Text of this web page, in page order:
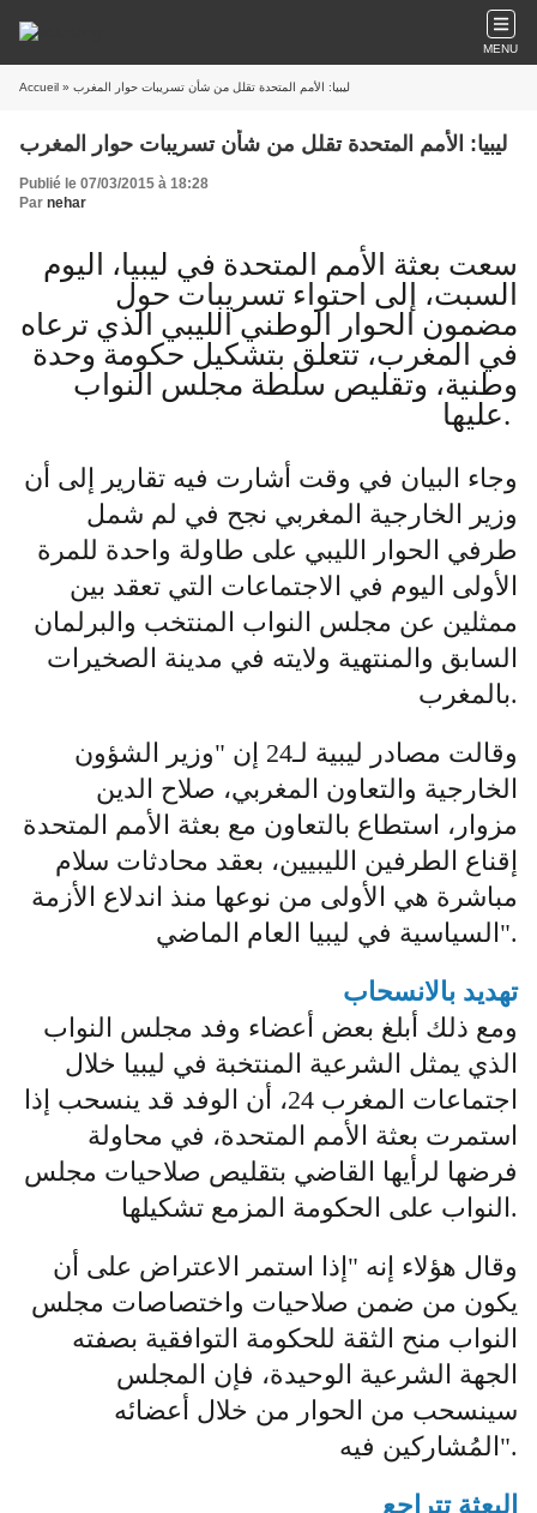
MENU
Accueil » ليبيا: الأمم المتحدة تقلل من شأن تسريبات حوار المغرب
ليبيا: الأمم المتحدة تقلل من شأن تسريبات حوار المغرب
Publié le 07/03/2015 à 18:28
Par nehar
سعت بعثة الأمم المتحدة في ليبيا، اليوم
السبت، إلى احتواء تسريبات حول
مضمون الحوار الوطني الليبي الذي ترعاه
في المغرب، تتعلق بتشكيل حكومة وحدة
وطنية، وتقليص سلطة مجلس النواب
عليها.
وجاء البيان في وقت أشارت فيه تقارير إلى أن
وزير الخارجية المغربي نجح في لم شمل
طرفي الحوار الليبي على طاولة واحدة للمرة
الأولى اليوم في الاجتماعات التي تعقد بين
ممثلين عن مجلس النواب المنتخب والبرلمان
السابق والمنتهية ولايته في مدينة الصخيرات
بالمغرب.
وقالت مصادر ليبية لـ24 إن "وزير الشؤون
الخارجية والتعاون المغربي، صلاح الدين
مزوار، استطاع بالتعاون مع بعثة الأمم المتحدة
إقناع الطرفين الليبيين، بعقد محادثات سلام
مباشرة هي الأولى من نوعها منذ اندلاع الأزمة
السياسية في ليبيا العام الماضي".
تهديد بالانسحاب
ومع ذلك أبلغ بعض أعضاء وفد مجلس النواب
الذي يمثل الشرعية المنتخبة في ليبيا خلال
اجتماعات المغرب 24، أن الوفد قد ينسحب إذا
استمرت بعثة الأمم المتحدة، في محاولة
فرضها لرأيها القاضي بتقليص صلاحيات مجلس
النواب على الحكومة المزمع تشكيلها.
وقال هؤلاء إنه "إذا استمر الاعتراض على أن
يكون من ضمن صلاحيات واختصاصات مجلس
النواب منح الثقة للحكومة التوافقية بصفته
الجهة الشرعية الوحيدة، فإن المجلس
سينسحب من الحوار من خلال أعضائه
المُشاركين فيه".
البعثة تتراجع